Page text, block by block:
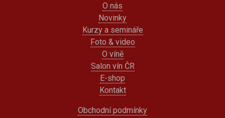
O nás
Novinky
Kurzy a semináře
Foto & video
O víně
Salon vín ČR
E-shop
Kontakt
Obchodní podmínky